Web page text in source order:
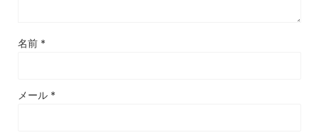
名前 *
メール *